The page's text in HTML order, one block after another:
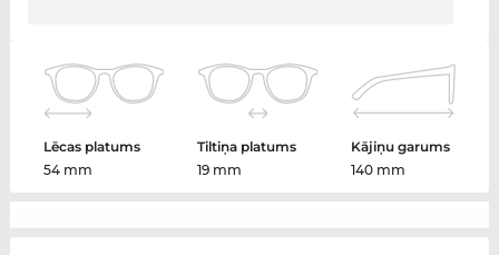
Lēcas platums
54 mm
Tiltiņa platums
19 mm
Kājiņu garums
140 mm